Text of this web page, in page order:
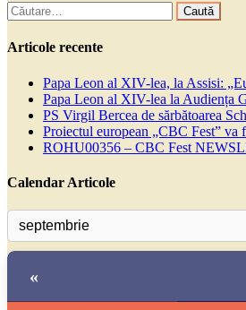
Caută
după:
Articole recente
Papa Leon al XIV-lea, la Assisi:
Papa Leon al XIV-lea la Audiența
PS Virgil Bercea de sărbătoarea
Proiectul european „CBC Fest”
ROHU00356 – CBC Fest
Calendar Articole
«